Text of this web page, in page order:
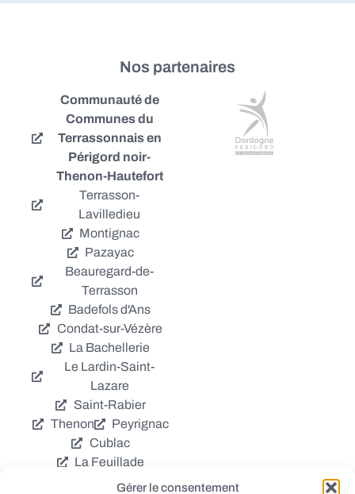
Gérer le consentement
Nos partenaires
Communauté de
Communes du
Terrassonnais en
Périgord noir-
Thenon-Hautefort
Terrasson-
Lavilledieu
Montignac
Pazayac
Beauregard-de-
Terrasson
Badefols d'Ans
Condat-sur-Vézère
La Bachellerie
Le Lardin-Saint-
Lazare
Saint-Rabier
Thenon
Peyrignac
Cublac
La Feuillade
Chavagnac